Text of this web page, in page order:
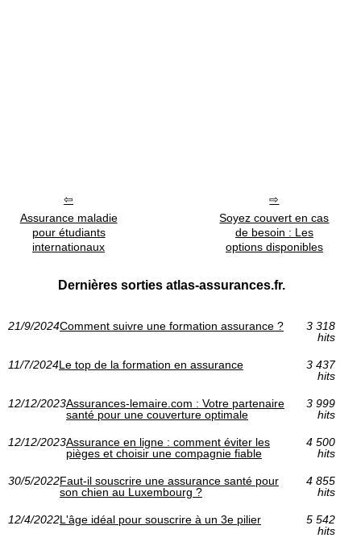
Assurance maladie
pour étudiants
internationaux
Soyez couvert en cas
de besoin : Les
options disponibles
Dernières sorties atlas-assurances.fr.
21/9/2024Comment suivre une formation assurance ?
3 318
hits
11/7/2024Le top de la formation en assurance
3 437
hits
12/12/2023Assurances-lemaire.com : Votre partenaire
santé pour une couverture optimale
3 999
hits
12/12/2023Assurance en ligne : comment éviter les
pièges et choisir une compagnie fiable
4 500
hits
30/5/2022Faut-il souscrire une assurance santé pour
son chien au Luxembourg ?
4 855
hits
12/4/2022L'âge idéal pour souscrire à un 3e pilier
5 542
hits